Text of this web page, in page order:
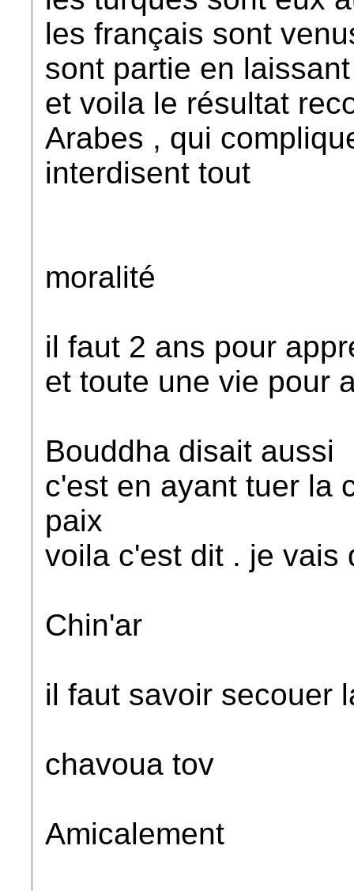
les français sont
sont partie en
et voila le résultat
Arabes , qui
interdisent tout
moralité
il faut 2 ans pour
et toute une vie pour
Bouddha disait aussi
c'est en ayant tuer la
paix
voila c'est dit . je vais
Chin'ar
il faut savoir secouer
chavoua tov
Amicalement